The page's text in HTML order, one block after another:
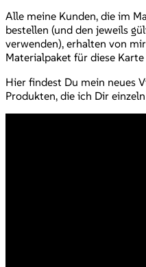
Alle meine Kunden, die im
bestellen (und den jeweils
verwenden), erhalten von
Materialpaket für diese
Hier findest Du mein neues
Produkten, die ich Dir